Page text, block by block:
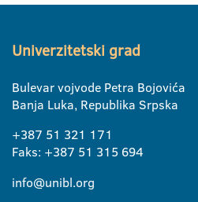
Univerzitetski grad
Bulevar vojvode Petra Bojovića
Banja Luka, Republika Srpska
+387 51 321 171
Faks: +387 51 315 694
info@unibl.org